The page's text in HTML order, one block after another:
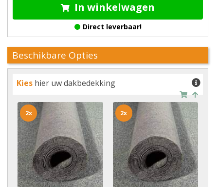
In winkelwagen
Direct leverbaar!
Beschikbare Opties
Kies hier uw dakbedekking
2x 2x